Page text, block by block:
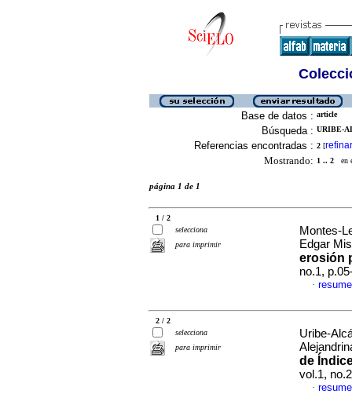
Base de datos : article
Búsqueda : URIBE-
Referencias encontradas : 2 [refinar
Mostrando: 1 .. 2 en
página 1 de 1
1 / 2
selecciona
para imprimir
Montes-
Edgar
erosión
no.1,
·
2 / 2
selecciona
para imprimir
Uribe-
de
vol.1,
·